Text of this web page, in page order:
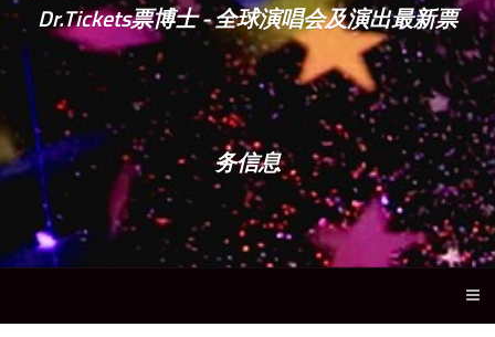
Dr.Tickets票博士 - 全球演唱会及演出最新票
务信息